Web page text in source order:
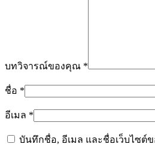
บทวิจารณ์ของคุณ *
ชื่อ *
อีเมล *
บันทึกชื่อ, อีเมล และชื่อเว็บไซต์